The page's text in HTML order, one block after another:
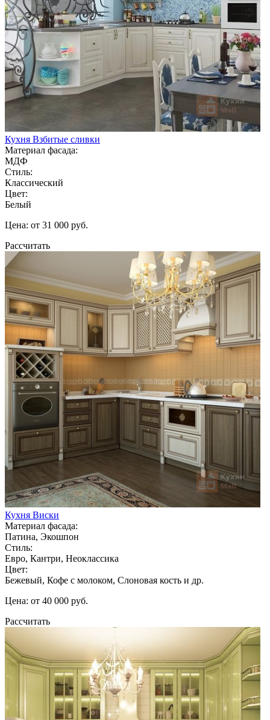
Кухня Взбитые сливки
Материал фасада:
МДФ
Стиль:
Классический
Цвет:
Белый
Цена: от 31 000 руб.
Рассчитать
Кухня Виски
Материал фасада:
Патина, Экошпон
Стиль:
Евро, Кантри, Неоклассика
Цвет:
Бежевый, Кофе с молоком, Слоновая кость и др.
Цена: от 40 000 руб.
Рассчитать